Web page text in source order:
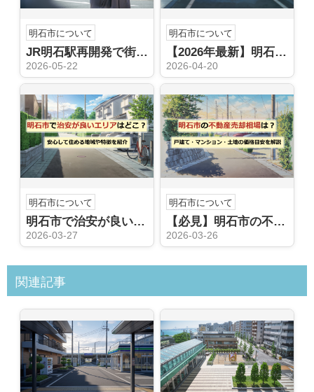
明石市について
JR明石駅再開発で街はどう変わる？地価推移から購入売却の判断材料を整理
2026-05-22
明石市について
【2026年最新】明石市移住が子育て世帯に選ばれる理由｜所得制限なし「5つの無料化」と失敗しないエリア選び
2026-04-20
明石市について
明石市で治安が良いエリアはどこ？安心して住める地域や特徴を紹介
2026-03-27
明石市について
【必見】明石市の不動産売却相場は？戸建て・マンション・土地の価格目安を解説
2026-03-26
関連記事